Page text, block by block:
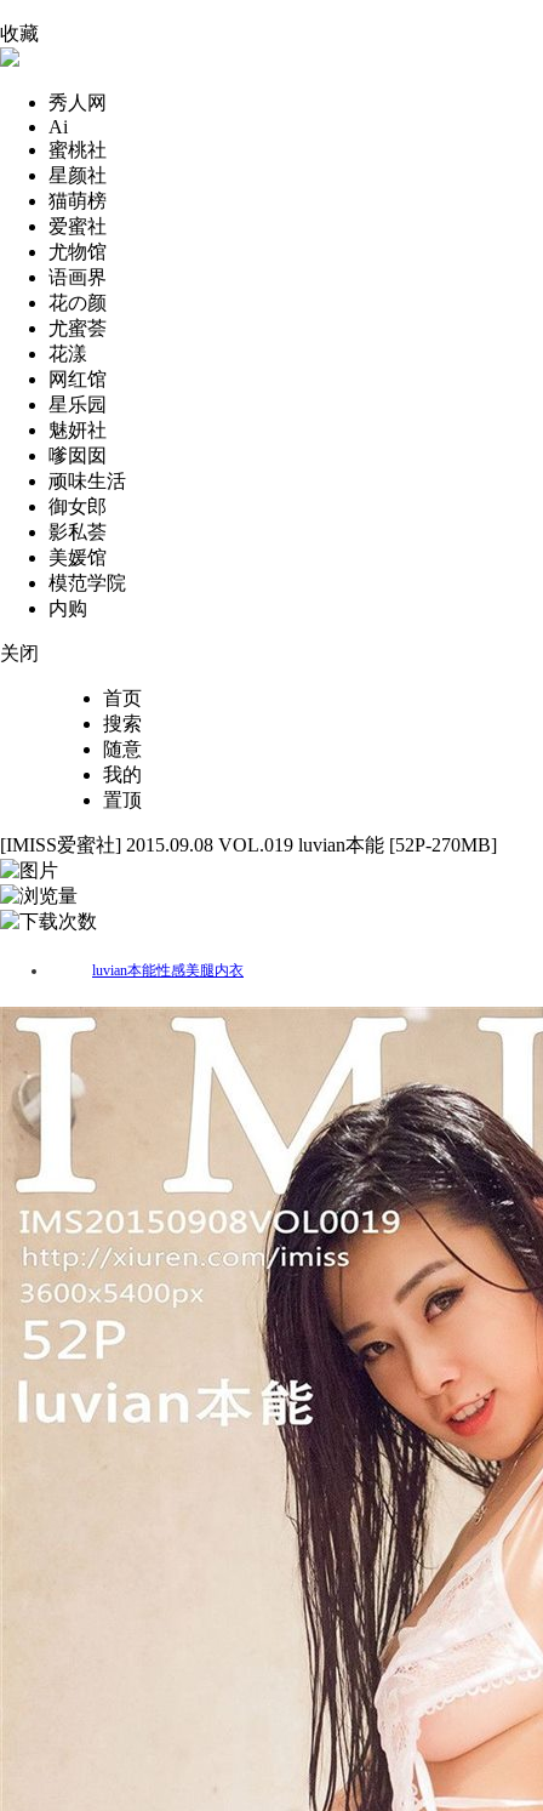
收藏
秀人网
Ai
蜜桃社
星颜社
猫萌榜
爱蜜社
尤物馆
语画界
花の颜
尤蜜荟
花漾
网红馆
星乐园
魅妍社
嗲囡囡
顽味生活
御女郎
影私荟
美媛馆
模范学院
内购
关闭
首页
搜索
随意
我的
置顶
[IMISS爱蜜社] 2015.09.08 VOL.019 luvian本能 [52P-270MB]
luvian本能性感美腿内衣